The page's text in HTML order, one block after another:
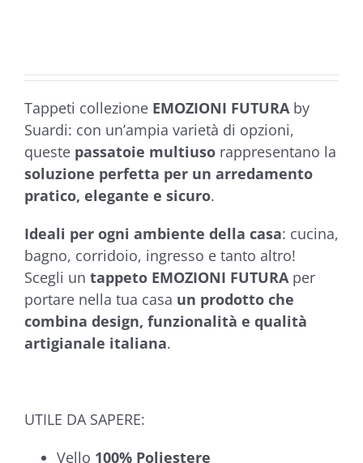
€48,00
Tappeti collezione EMOZIONI FUTURAby
Suardi: con un’ampia varietà di opzioni,
queste passatoie multiuso rappresentano la
soluzione perfetta per un arredamento
pratico, elegante e sicuro.
Ideali per ogni ambiente della casa: cucina,
bagno, corridoio, ingresso e tanto altro!
Scegli un tappeto EMOZIONI FUTURAper
portare nella tua casa un prodotto che
combina design, funzionalità e qualità
artigianale italiana.
UTILE DA SAPERE:
Vello 100% Poliestere